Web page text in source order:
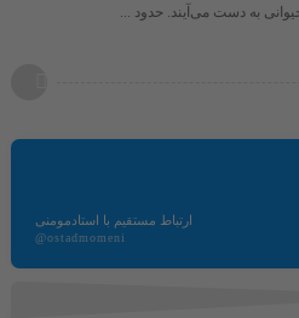
به دست می‌آیند. حدود ...
ارتباط مستقیم با استادمومنی
@ostadmomeni